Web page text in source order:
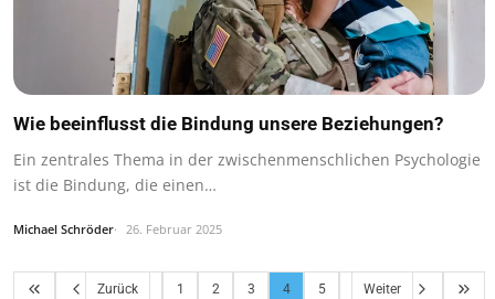
Wie beeinflusst die Bindung unsere Beziehungen?
Ein zentrales Thema in der zwischenmenschlichen Psychologie
ist die Bindung, die einen…
Michael Schröder 26. Februar 2025
Zurück 1 2 3 4 5 Weiter